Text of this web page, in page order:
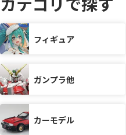
フィギュア
ガンプラ他
カーモデル